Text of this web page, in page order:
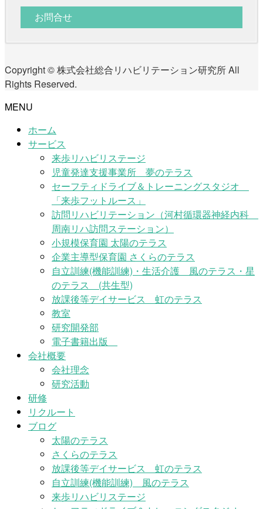
お問合せ
Copyright © 株式会社総合リハビリテーション研究所 All
Rights Reserved.
MENU
ホーム
サービス
来歩リハビリステージ
児童発達支援事業所 夢のテラス
セーフティドライブ＆トレーニングスタジオ
「来歩フットルース」
訪問リハビリテーション（河村循環器神経内科
周南リハ訪問ステーション）
小規模保育園 太陽のテラス
企業主導型保育園 さくらのテラス
自立訓練(機能訓練)・生活介護 風のテラス・星
のテラス (共生型)
放課後等デイサービス 虹のテラス
教室
研究開発部
電子書籍出版
会社概要
会社理念
研究活動
研修
リクルート
ブログ
太陽のテラス
さくらのテラス
放課後等デイサービス 虹のテラス
自立訓練(機能訓練) 風のテラス
来歩リハビリステージ